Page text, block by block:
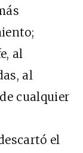
al
al
cualquier
el